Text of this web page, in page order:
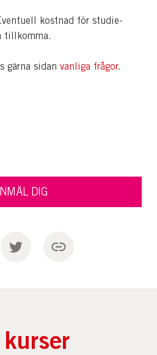
kostnad för studie-
tillkomma.
gärna sidan vanliga frågor.
DIG